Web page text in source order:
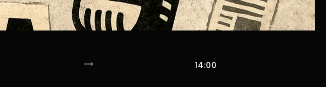
trending_flat 14:00